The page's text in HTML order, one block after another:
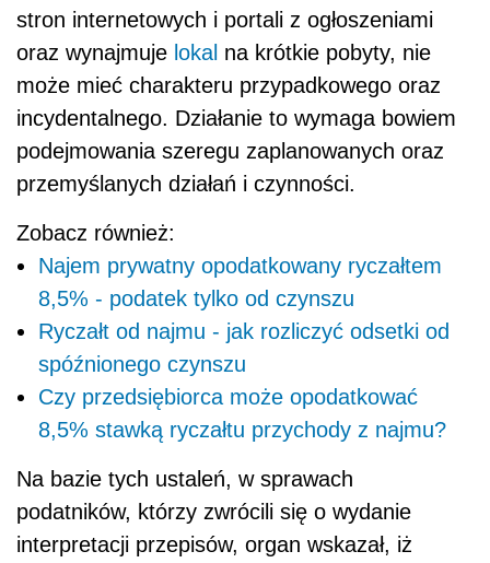
stron internetowych i portali z ogłoszeniami
oraz wynajmuje lokal na krótkie pobyty, nie
może mieć charakteru przypadkowego oraz
incydentalnego. Działanie to wymaga bowiem
podejmowania szeregu zaplanowanych oraz
przemyślanych działań i czynności.
Zobacz również:
Najem prywatny opodatkowany ryczałtem
8,5% - podatek tylko od czynszu
Ryczałt od najmu - jak rozliczyć odsetki od
spóźnionego czynszu
Czy przedsiębiorca może opodatkować
8,5% stawką ryczałtu przychody z najmu?
Na bazie tych ustaleń, w sprawach
podatników, którzy zwrócili się o wydanie
interpretacji przepisów, organ wskazał, iż